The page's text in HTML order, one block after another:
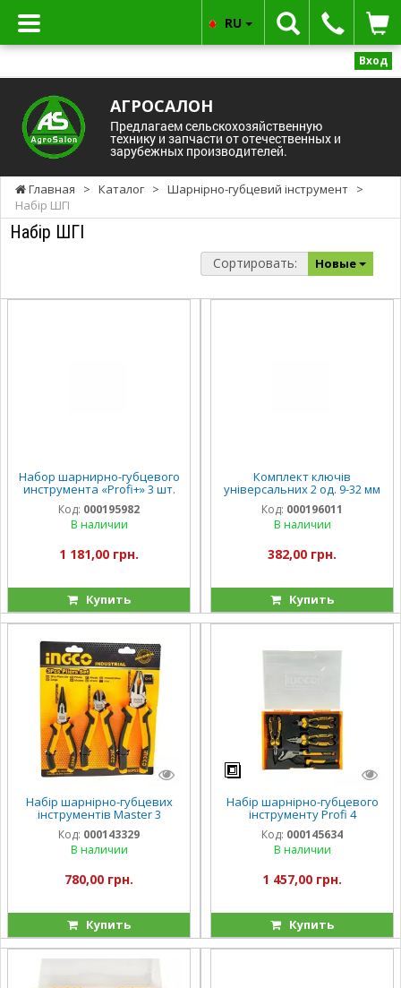
Вход
АГРОСАЛОН
Предлагаем сельскохозяйственную
технику и запчасти от отечественных и
зарубежных производителей.
RU
Главная > Каталог > Шарнірно-губцевий інструмент >
Набір ШГІ
Набір ШГІ
Сортировать: Новые
Набор шарнирно-губцевого
инструмента «Profi+» 3 шт.
INGCO INDUSTRIAL
Код: 000195982
В наличии
1 181,00 грн.
Купить
Комплект ключів
універсальних 2 од. 9-32 мм
INGCO Super Select
Код: 000196011
В наличии
382,00 грн.
Купить
Набір шарнірно-губцевих
інструментів Master 3
предмети INGCO INDUSTRIAL
Код: 000143329
В наличии
780,00 грн.
Купить
Набір шарнірно-губцевого
інструменту Profi 4
предмети INGCO
Код: 000145634
В наличии
1 457,00 грн.
Купить